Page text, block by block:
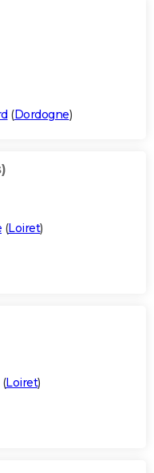
(Dordogne)
(Loiret)
(Loiret)